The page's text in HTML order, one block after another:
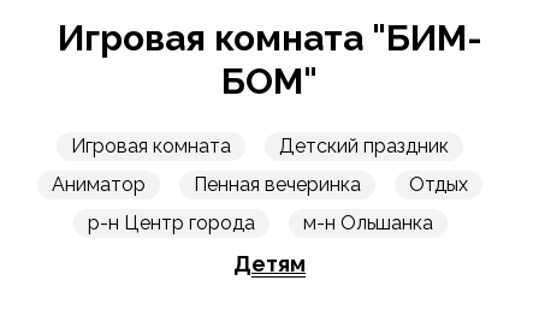
Игровая комната "БИМ-
БОМ"
Игровая комната
Детский праздник
Аниматор
Пенная вечеринка
Отдых
р-н Центр города
м-н Ольшанка
Детям